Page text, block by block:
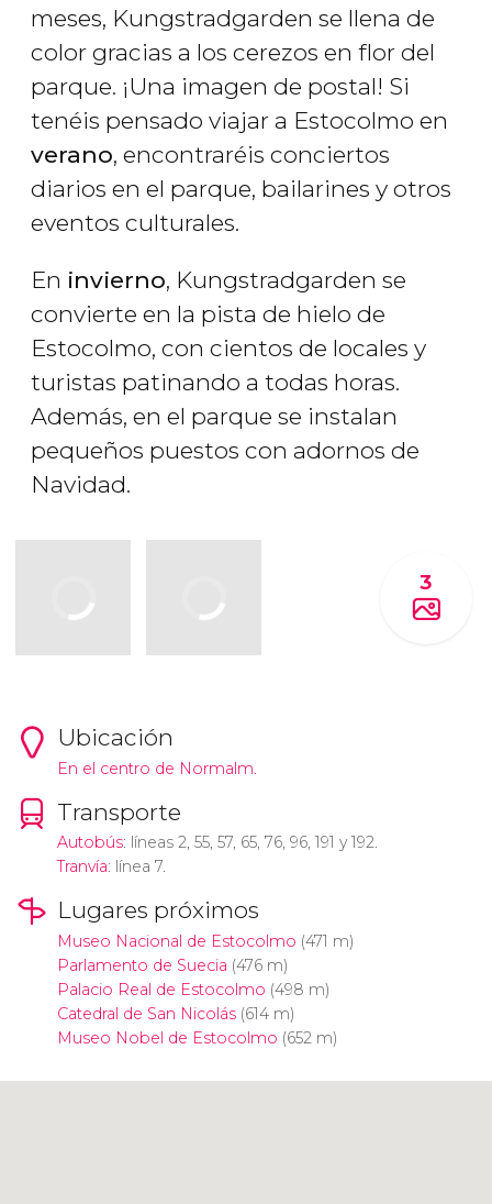
meses, Kungstradgarden se llena de
color gracias a los cerezos en flor del
parque. ¡Una imagen de postal! Si
tenéis pensado viajar a Estocolmo en
verano, encontraréis conciertos
diarios en el parque, bailarines y otros
eventos culturales.
En invierno, Kungstradgarden se
convierte en la pista de hielo de
Estocolmo, con cientos de locales y
turistas patinando a todas horas.
Además, en el parque se instalan
pequeños puestos con adornos de
Navidad.
3
Ubicación
En el centro de Normalm.
Transporte
Autobús: líneas 2, 55, 57, 65, 76, 96, 191 y 192.
Tranvía: línea 7.
Lugares próximos
Museo Nacional de Estocolmo (471 m)
Parlamento de Suecia (476 m)
Palacio Real de Estocolmo (498 m)
Catedral de San Nicolás(614 m)
Museo Nobel de Estocolmo (652 m)